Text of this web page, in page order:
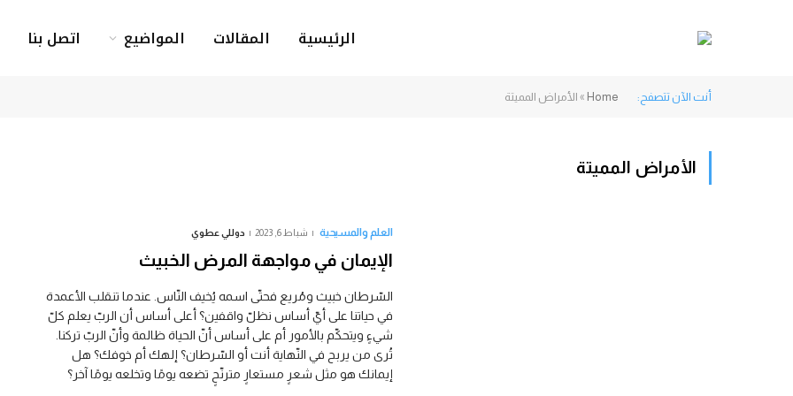
الرئيسية المقالات المواضيع اتصل بنا
أنت الآن تتصفح: Home
» الأمراض المميتة
الأمراض المميتة
العلم والمسيحية شباط 6, 2023 دوللي عطوي
الإيمان في مواجهة المرض الخبيث
السّرطان خبيث ومُريع فحتّى اسمه يُخيف النّاس. عندما تنقلب الأعمدة
في حياتنا على أيّ أساس نظلّ واقفين؟ أعلى أساس أن الربّ يعلم كلّ
شيءٍ ويتحكّم بالأمور أم على أساس أنّ الحياة ظالمة وأنّ الربّ تركنا.
تُرى من يربح في النّهاية أنت أو السّرطان؟ إلهك أم خوفك؟ هل
إيمانك هو مثل شعرٍ مستعارٍ مترنّحٍ تضعه يومًا وتخلعه يومًا آخر؟